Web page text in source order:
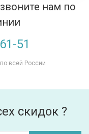
нам по
51
всей России
скидок ?